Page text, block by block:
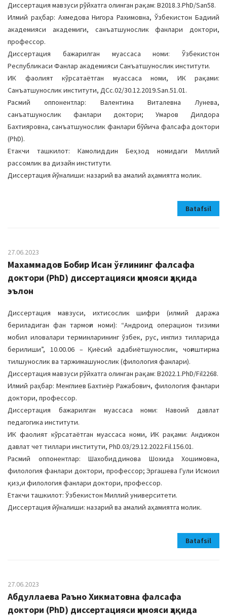
Диссертация мавзуси рўйхатга олинган рақам: B2018.3.PhD/San58.
Илмий раҳбар: Ахмедова Нигора Рахимовна, Ўзбекистон Бадиий
академияси академиги, санъатшунослик фанлари доктори,
профессор.
Диссертация бажарилган муассаса номи: Ўзбекистон
Республикаси Фанлар академияси Санъатшунослик институти.
ИК фаолият кўрсатаётган муассаса номи, ИК рақами:
Санъатшунослик институти, ДСc.02/30.12.2019.San.51.01.
Расмий оппонентлар: Валентина Виталевна Лунева,
санъатшунослик фанлари доктори; Умаров Дилдора
Бахтияровна, санъатшунослик фанлари бўйича фалсафа доктори
(PhD).
Етакчи ташкилот: Камолиддин Беҳзод номидаги Миллий
рассомлик ва дизайн институти.
Диссертация йўналиши: назарий ва амалий аҳамиятга молик.
Batafsil
27.06.2023
Махаммадов Бобир Исан ўғлининг фалсафа
доктори (PhD) диссертацияси ҳимояси ҳақида
эълон
Диссертация мавзуси, ихтисослик шифри (илмий даража
бериладиган фан тармоғи номи): “Андроид операцион тизими
мобил иловалари терминларининг ўзбек, рус, инглиз тилларида
берилиши”, 10.00.06 – Қиёсий адабиётшунослик, чоғиштирма
тилшунослик ва таржимашунослик (филология фанлари).
Диссертация мавзуси рўйхатга олинган рақам: B2022.1.PhD/Fil2268.
Илмий раҳбар: Менглиев Бахтиёр Ражабович, филология фанлари
доктори, профессор.
Диссертация бажарилган муассаса номи: Навоий давлат
педагогика институти.
ИК фаолият кўрсатаётган муассаса номи, ИК рақами: Андижон
давлат чет тиллари институти, PhD.03/29.12.2022.Fil.156.01.
Расмий оппонентлар: Шахобиддинова Шохида Хошимовна,
филология фанлари доктори, профессор; Эргашева Гули Исмоил
қиз,и филология фанлари доктори, профессор.
Етакчи ташкилот: Ўзбекистон Миллий университети.
Диссертация йўналиши: назарий ва амалий аҳамиятга молик.
Batafsil
27.06.2023
Абдуллаева Раъно Хикматовна фалсафа
доктори (PhD) диссертацияси ҳимояси ҳақида